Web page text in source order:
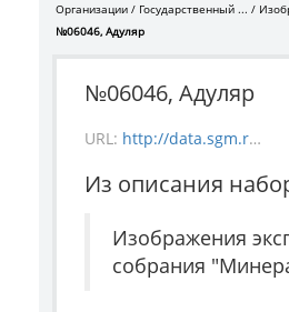
Организации Государственный ...
№06046, Адуляр
№06046, Адуляр
URL: http://data.sgm.ru/dataset/17744eed-27fa-4a9a-bc72-4e657fa570af/resource/1cb9574b-7e17-4207-ab0e-8b45874936f6/download/mineral_6046.jpg
Из описания
Изображения
собрания